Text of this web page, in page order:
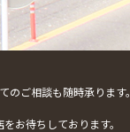
ご相談も随時承ります。
お待ちしております。